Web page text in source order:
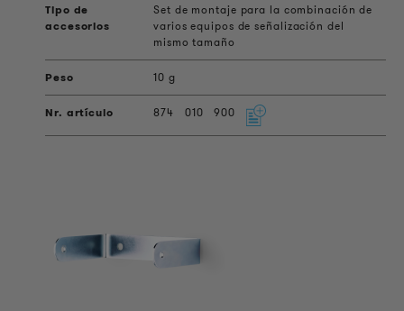
Set de montaje para la combinación de
varios equipos de señalización del
mismo tamaño
10 g
874 010 900